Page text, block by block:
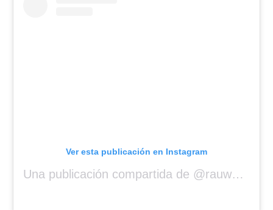
Ver esta publicación en Instagram
Una publicación compartida de @rauwalejandro